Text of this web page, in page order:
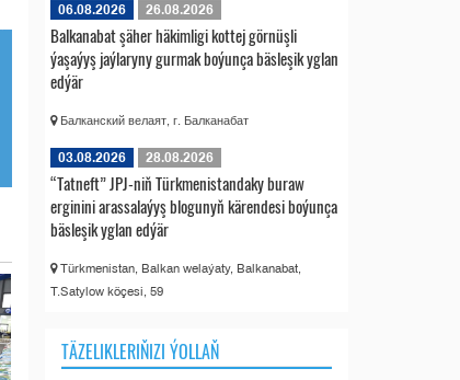
06.08.2026 26.08.2026
Balkanabat şäher häkimligi kottej görnüşli
ýaşaýyş jaýlaryny gurmak boýunça bäsleşik yglan
edýär
Балканский велаят, г. Балканабат
03.08.2026 28.08.2026
“Tatneft” JPJ-niň Türkmenistandaky buraw
erginini arassalaýyş blogunyň kärendesi boýunça
bäsleşik yglan edýär
Türkmenistan, Balkan welaýaty, Balkanabat,
T.Satylow köçesi, 59
TÄZELIKLERIŇIZI ÝOLLAŇ